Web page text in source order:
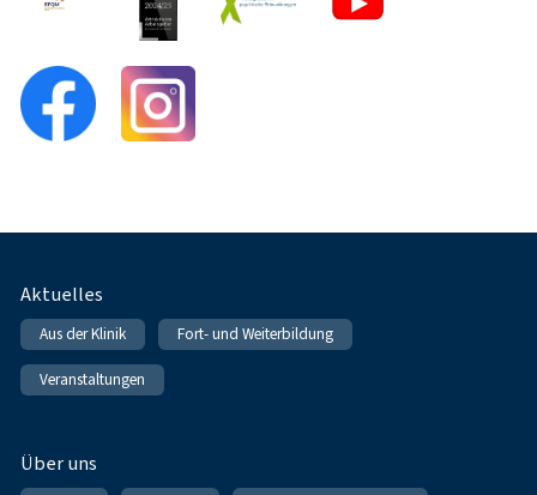
Fußnavigation
Aktuelles
Aus der Klinik Fort- und Weiterbildung
Veranstaltungen
Über uns